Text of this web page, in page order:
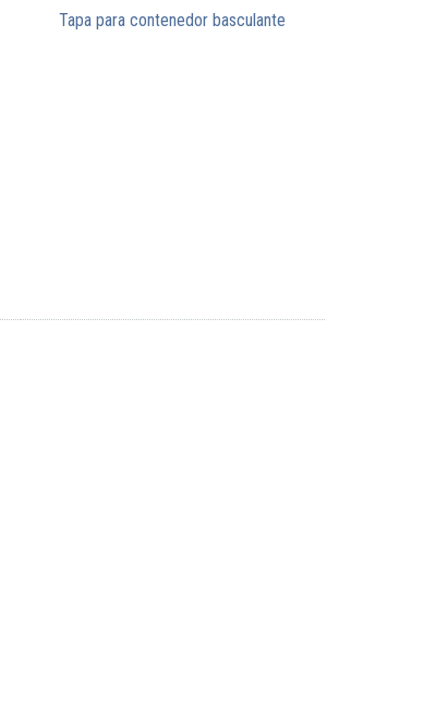
Tapa para contenedor basculante